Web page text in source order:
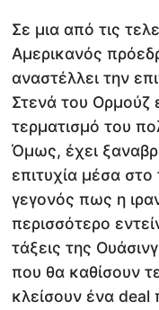
Σε μια από τις
Αμερικανός
αναστέλλει την
Στενά του Ορμούζ
τερματισμό του
Όμως, έχει
επιτυχία μέσα στο
γεγονός πως η
περισσότερο
τάξεις της
που θα καθίσουν
κλείσουν ένα deal